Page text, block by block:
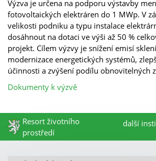
Výzva je určena na podporu výstavby
fotovoltaických elektráren do 1 MWp. V
velikosti podniku a typu instalace
dosáhnout na dotaci ve výši až 50 %
projekt. Cílem výzvy je snížení emisí
modernizace energetických systémů,
účinnosti a zvýšení podílu obnovitelných
Dokumenty k výzvě
Resort životního
prostředí
další